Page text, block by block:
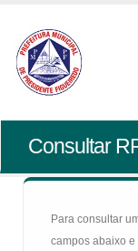
Consultar
Para consultar
campos abaixo